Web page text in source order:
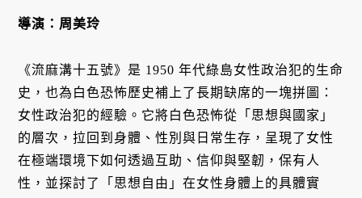
導演：周美玲
《流麻溝十五號》是 1950 年代綠島女性政治犯的生命
史，也為白色恐怖歷史補上了長期缺席的一塊拼圖：
女性政治犯的經驗。它將白色恐怖從「思想與國家」
的層次，拉回到身體、性別與日常生存，呈現了女性
在極端環境下如何透過互助、信仰與堅韌，保有人
性，並探討了「思想自由」在女性身體上的具體實